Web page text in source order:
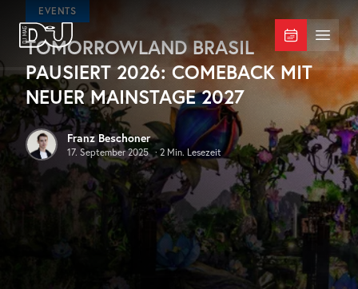
Zum Hauptinhalt springen
DJ Mag Germany Menü
EVENTS
TOMORROWLAND BRASIL
PAUSIERT 2026: COMEBACK MIT
NEUER MAINSTAGE 2027
Franz Beschoner
17. September 2025 · 2 Min. Lesezeit